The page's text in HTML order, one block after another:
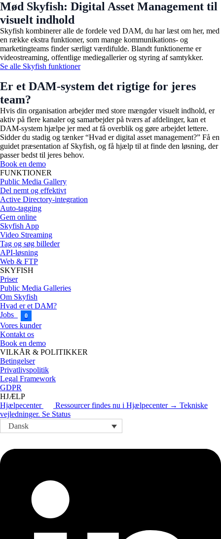
Mød Skyfish: Digital Asset Management til
visuelt indhold
Skyfish kombinerer alle de fordele ved DAM, du har læst om her, med
en række ekstra funktioner, som mange kommunikations- og
marketingteams finder særligt værdifulde. Blandt funktionerne er
videostreaming, offentlige mediegallerier og styring af samtykker.
Se alle Skyfish funktioner
Er et DAM-system det rigtige for jeres
team?
Hvis din organisation arbejder med store mængder visuelt indhold, er
aktiv på flere kanaler og samarbejder på tværs af afdelinger, kan et
DAM-system hjælpe jer med at få overblik og gøre arbejdet lettere.
Sidder du stadig og tænker “Hvad erdigital asset management?” Få en
guidet præsentation af Skyfish, og få hjælp til at finde den løsning, der
passer bedst til jeres behov.
Book en demo
FUNKTIONER
Public Media Gallery
Del nemt og effektivt
Active Directory-integration
Auto-tagging
Gem online
Skyfish App
Video Streaming
Tag og søg billeder
API-løsning
Web & FTP
SKYFISH
Priser
Public Media Galleries
Om Skyfish
Hvad er et DAM?
Jobs
0
Vores kunder
Kontakt os
Book en demo
VILKÅR & POLITIKKER
Betingelser
Privatlivspolitik
Legal Framework
GDPR
HJÆLP
Hjælpecenter
Ressourcer findes nu i Hjælpecenter → Tekniske
vejledninger. Se Status
Dansk